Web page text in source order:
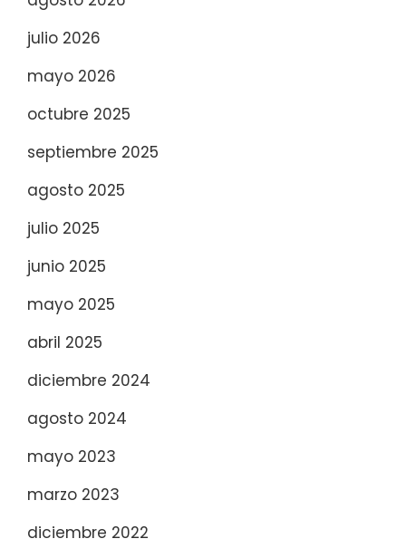
julio 2026
mayo 2026
octubre 2025
septiembre 2025
agosto 2025
julio 2025
junio 2025
mayo 2025
abril 2025
diciembre 2024
agosto 2024
mayo 2023
marzo 2023
diciembre 2022